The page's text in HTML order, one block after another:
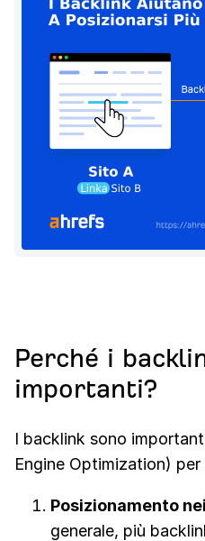
Perché i
importanti?
I backlink sono
Engine Optimization)
Posizionamento
generale, più